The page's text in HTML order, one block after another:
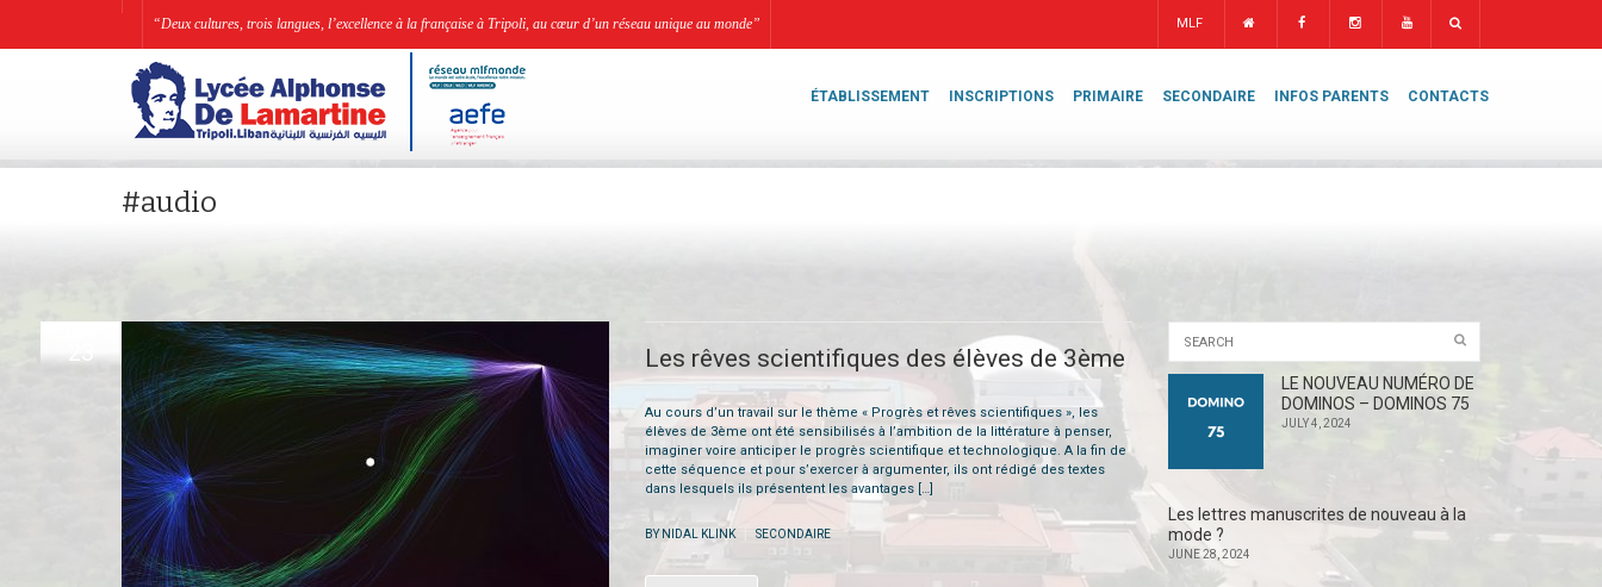
“Deux cultures, trois langues, l’excellence à la française à Tripoli, au cœur d’un réseau unique au monde” MLF
ÉTABLISSEMENT INSCRIPTIONS PRIMAIRE SECONDAIRE INFOS PARENTS CONTACTS
#audio
23 Les rêves scientifiques des élèves de 3ème
Au cours d’un travail sur le thème « Progrès et rêves scientifiques », les
élèves de 3ème ont été sensibilisés à l’ambition de la littérature à penser,
imaginer voire anticiper le progrès scientifique et technologique. A la fin de
cette séquence et pour s’exercer à argumenter, ils ont rédigé des textes
dans lesquels ils présentent les avantages […]
BY NIDAL KLINK SECONDAIRE
LE NOUVEAU NUMÉRO DE
DOMINOS – DOMINOS 75
JULY 4, 2024
Les lettres manuscrites de nouveau à la
mode ?
JUNE 28, 2024